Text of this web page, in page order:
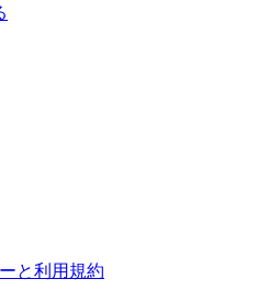
と利用規約